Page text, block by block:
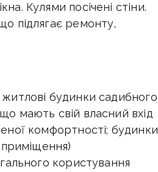
Кулями посічені стіни.
підлягає ремонту,
будинки садибного
мають свій власний вхід
комфортності; будинки
приміщення)
користування